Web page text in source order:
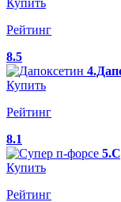
Купить
Рейтинг
8.5
Купить
Рейтинг
8.1
Купить
Рейтинг